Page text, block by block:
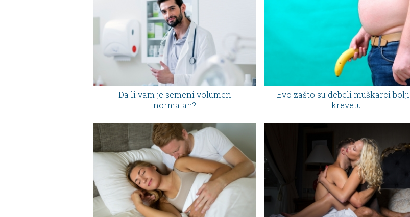
Da li vam je semeni volumen
normalan?
Evo zašto su debeli muškarci bolji
krevetu